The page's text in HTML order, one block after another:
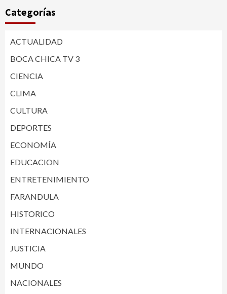
Categorías
ACTUALIDAD
BOCA CHICA TV 3
CIENCIA
CLIMA
CULTURA
DEPORTES
ECONOMÍA
EDUCACION
ENTRETENIMIENTO
FARANDULA
HISTORICO
INTERNACIONALES
JUSTICIA
MUNDO
NACIONALES